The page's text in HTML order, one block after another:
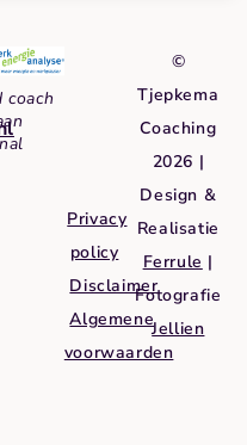
coach
Privacy
policy
Disclaimer
Algemene
voorwaarden
©
Tjepkema
Coaching
2026 |
Design &
Realisatie
Ferrule |
Fotografie
Jellien